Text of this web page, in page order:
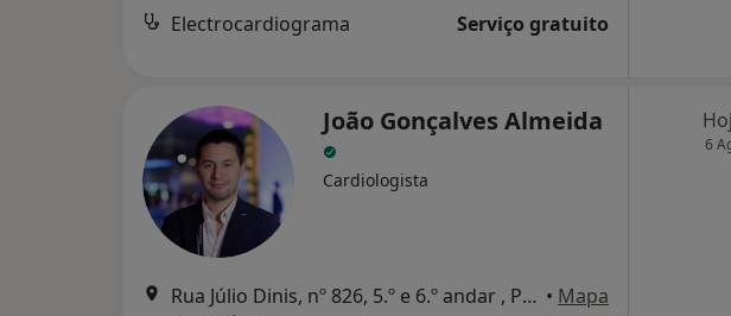
Electrocardiograma Serviço gratuito
João Gonçalves Almeida
Cardiologista
Rua Júlio Dinis, nº 826, 5.º e 6.º andar , Porto • Mapa
6